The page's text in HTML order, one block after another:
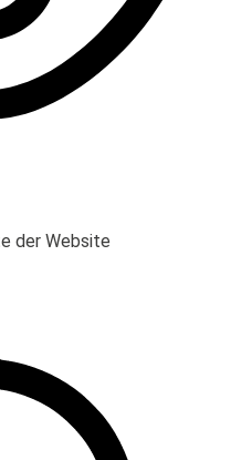
der Website